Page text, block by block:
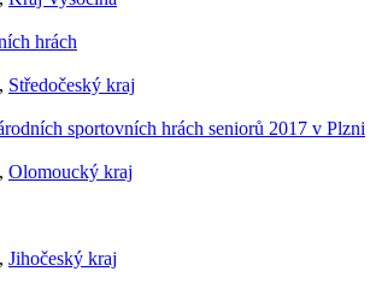
hrách
, Středočeský kraj
sportovních hrách seniorů 2017 v Plzni
, Olomoucký kraj
, Jihočeský kraj